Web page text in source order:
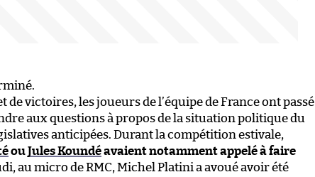
de victoires, les joueurs de l’équipe de France ont passé
aux questions à propos de la situation politique du
anticipées. Durant la compétition estivale,
ouJules Koundéavaient notamment appelé à faire
au micro de RMC, Michel Platini a avoué avoir été